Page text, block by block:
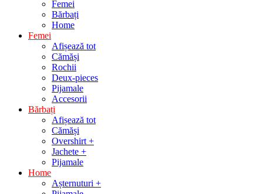
Femei
Bărbați
Home
Femei
Afișează tot
Cămăși
Rochii
Deux-pieces
Pijamale
Accesorii
Bărbați
Afișează tot
Cămăși
Overshirt +
Jachete +
Pijamale
Home
Așternuturi +